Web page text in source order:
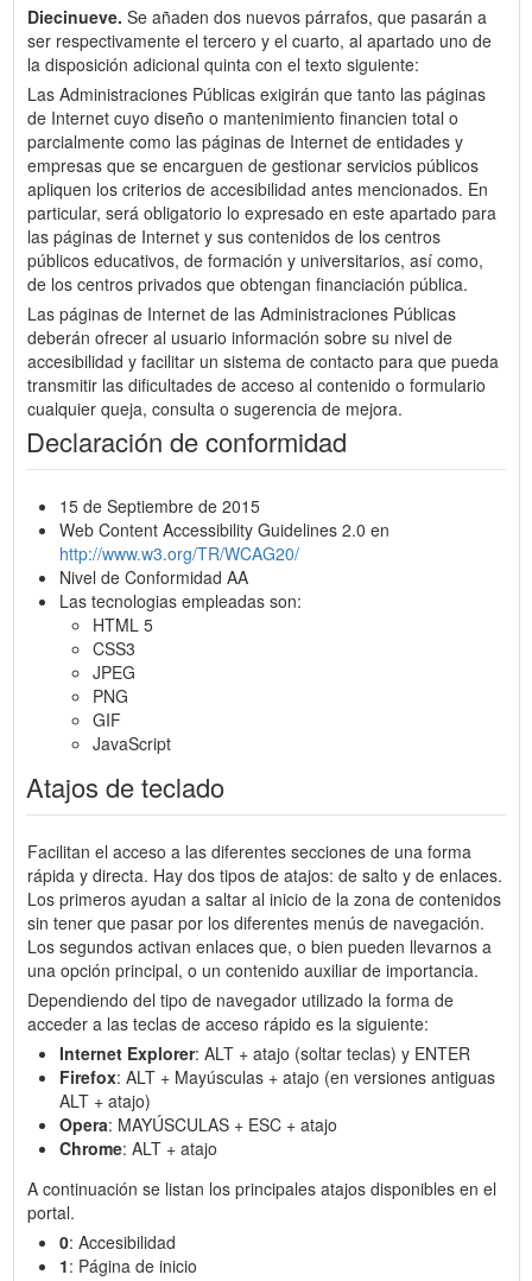
Diecinueve. Se añaden dos nuevos párrafos, que pasarán a
ser respectivamente el tercero y el cuarto, al apartado uno de
la disposición adicional quinta con el texto siguiente:
Las Administraciones Públicas exigirán que tanto las páginas
de Internet cuyo diseño o mantenimiento financien total o
parcialmente como las páginas de Internet de entidades y
empresas que se encarguen de gestionar servicios públicos
apliquen los criterios de accesibilidad antes mencionados. En
particular, será obligatorio lo expresado en este apartado para
las páginas de Internet y sus contenidos de los centros
públicos educativos, de formación y universitarios, así como,
de los centros privados que obtengan financiación pública.
Las páginas de Internet de las Administraciones Públicas
deberán ofrecer al usuario información sobre su nivel de
accesibilidad y facilitar un sistema de contacto para que pueda
transmitir las dificultades de acceso al contenido o formulario
cualquier queja, consulta o sugerencia de mejora.
Declaración de conformidad
15 de Septiembre de 2015
Web Content Accessibility Guidelines 2.0 en
http://www.w3.org/TR/WCAG20/
Nivel de Conformidad AA
Las tecnologias empleadas son:
HTML 5
CSS3
JPEG
PNG
GIF
JavaScript
Atajos de teclado
Facilitan el acceso a las diferentes secciones de una forma
rápida y directa. Hay dos tipos de atajos: de salto y de enlaces.
Los primeros ayudan a saltar al inicio de la zona de contenidos
sin tener que pasar por los diferentes menús de navegación.
Los segundos activan enlaces que, o bien pueden llevarnos a
una opción principal, o un contenido auxiliar de importancia.
Dependiendo del tipo de navegador utilizado la forma de
acceder a las teclas de acceso rápido es la siguiente:
Internet Explorer: ALT + atajo (soltar teclas) y ENTER
Firefox: ALT + Mayúsculas + atajo (en versiones antiguas
ALT + atajo)
Opera: MAYÚSCULAS + ESC + atajo
Chrome: ALT + atajo
A continuación se listan los principales atajos disponibles en el
portal.
0: Accesibilidad
1: Página de inicio